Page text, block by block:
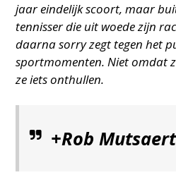
jaar eindelijk scoort, maar
tennisser die uit woede zijn
daarna sorry zegt tegen het
sportmomenten. Niet omdat
ze iets onthullen.
+Rob